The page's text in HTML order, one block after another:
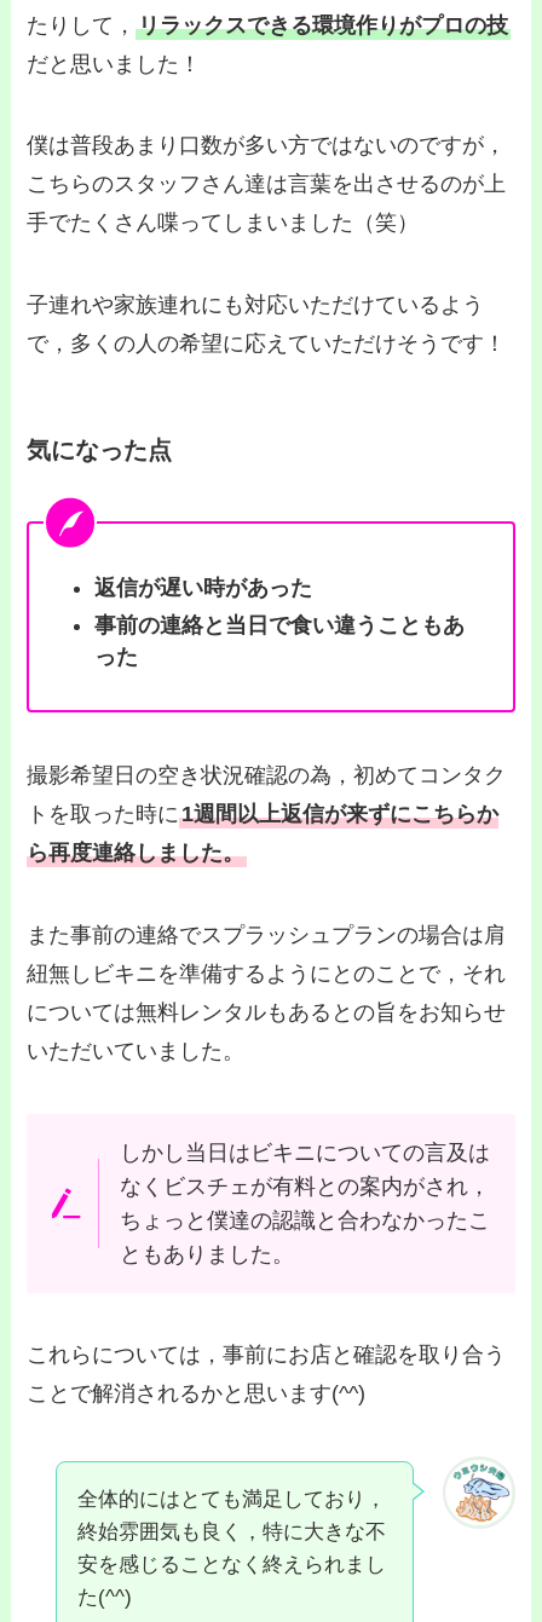
たりして，リラックスできる環境作りがプロの技
だと思いました！
僕は普段あまり口数が多い方ではないのですが，
こちらのスタッフさん達は言葉を出させるのが上
手でたくさん喋ってしまいました（笑）
子連れや家族連れにも対応いただけているよう
で，多くの人の希望に応えていただけそうです！
気になった点
返信が遅い時があった
事前の連絡と当日で食い違うこともあ
った
撮影希望日の空き状況確認の為，初めてコンタク
トを取った時に1週間以上返信が来ずにこちらか
ら再度連絡しました。
また事前の連絡でスプラッシュプランの場合は肩
紐無しビキニを準備するようにとのことで，それ
については無料レンタルもあるとの旨をお知らせ
いただいていました。
しかし当日はビキニについての言及は
なくビスチェが有料と の案内がされ，
ちょっと僕達の認識と合わなかったこ
ともありました。
これらについては，事前にお店と確認を取り合う
ことで解消されるかと思います(^^)
全体的にはとても満足しており，
終始雰囲気も良く，特に大きな不
安を感じることなく終えられまし
た(^^)